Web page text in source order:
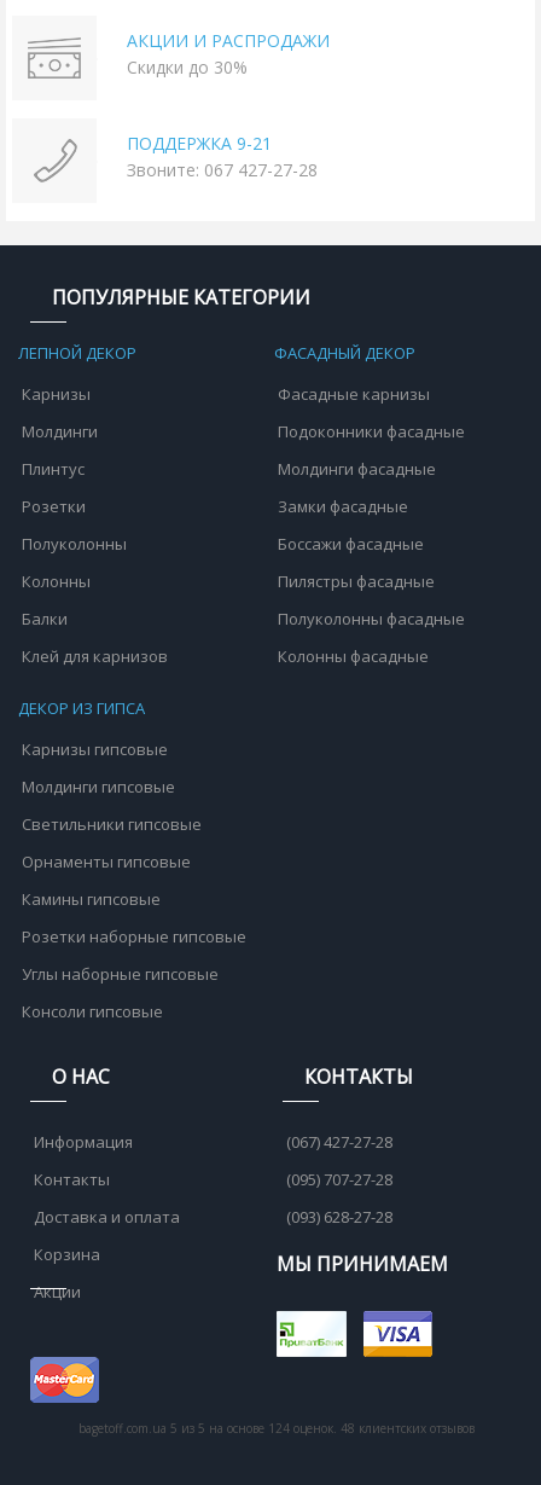
АКЦИИ И РАСПРОДАЖИ
Скидки до 30%
ПОДДЕРЖКА 9-21
Звоните: 067 427-27-28
ПОПУЛЯРНЫЕ КАТЕГОРИИ
ЛЕПНОЙ ДЕКОР
Карнизы
Молдинги
Плинтус
Розетки
Полуколонны
Колонны
Балки
Клей для карнизов
ФАСАДНЫЙ ДЕКОР
Фасадные карнизы
Подоконники фасадные
Молдинги фасадные
Замки фасадные
Боссажи фасадные
Пилястры фасадные
Полуколонны фасадные
Колонны фасадные
ДЕКОР ИЗ ГИПСА
Карнизы гипсовые
Молдинги гипсовые
Светильники гипсовые
Орнаменты гипсовые
Камины гипсовые
Розетки наборные гипсовые
Углы наборные гипсовые
Консоли гипсовые
О НАС
Информация
Контакты
Доставка и оплата
Корзина
Акции
КОНТАКТЫ
(067) 427-27-28
(095) 707-27-28
(093) 628-27-28
МЫ ПРИНИМАЕМ
bagetoff.com.ua 5 из 5 на основе 124 оценок. 48 клиентских отзывов